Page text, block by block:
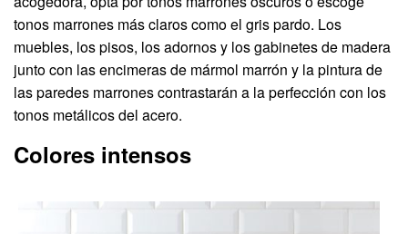
tonos marrones más claros como el gris pardo. Los
muebles, los pisos, los adornos y los gabinetes de madera
junto con las encimeras de mármol marrón y la pintura de
las paredes marrones contrastarán a la perfección con los
tonos metálicos del acero.
Colores intensos